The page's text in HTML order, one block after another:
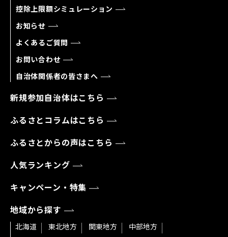
控除上限額シミュレーション
お知らせ
よくあるご質問
お問い合わせ
自治体関係者の皆さまへ
新規参加自治体はこちら
ふるさとコラムはこちら
ふるさとからの声はこちら
人気ランキング
キャンペーン・特集
地域から探す
北海道 東北地方 関東地方
中部地方